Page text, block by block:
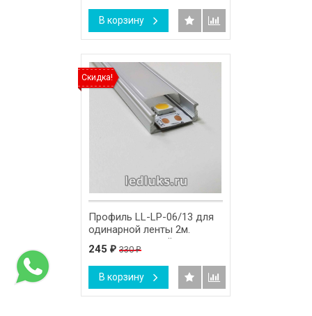
В корзину
Скидка!
Профиль LL-LP-06/13 для
одинарной ленты 2м.
заглушки + крепёж
245 ₽ 330₽
В корзину